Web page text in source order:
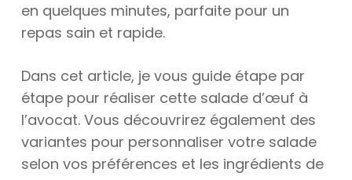
en quelques minutes, parfaite pour un
repas sain et rapide.
Dans cet article, je vous guide étape par
étape pour réaliser cette salade d’œuf à
l’avocat. Vous découvrirez également des
variantes pour personnaliser votre salade
selon vos préférences et les ingrédients de